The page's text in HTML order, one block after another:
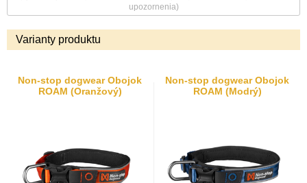
upozornenia)
Varianty produktu
Non-stop dogwear Obojok
ROAM (Oranžový)
Non-stop dogwear Obojok
ROAM (Modrý)